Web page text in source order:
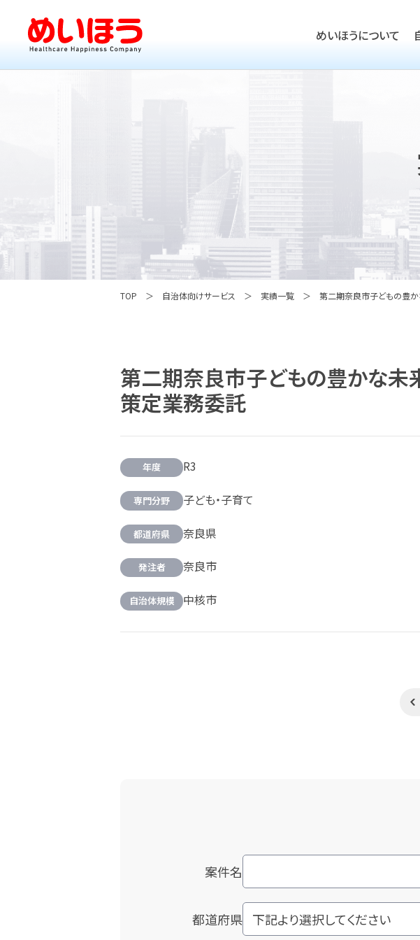
めいほうについて
TOP 自治体向けサービス 実績一覧 第二期奈良市子どもの豊か
第二期奈良市子どもの豊かな未
策定業務委託
年度 R3
専門分野 子ども・子育て
都道府県 奈良県
発注者 奈良市
自治体規模 中核市
案件名
都道府県